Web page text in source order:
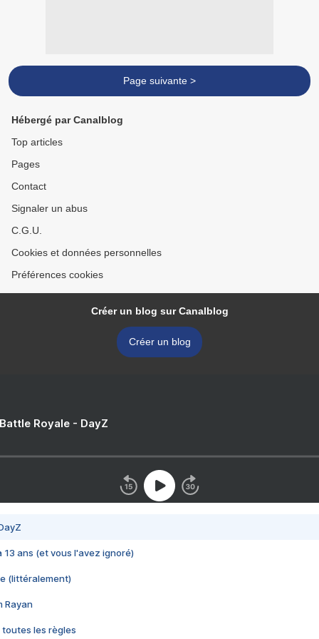
Page suivante >
Hébergé par Canalblog
Top articles
Pages
Contact
Signaler un abus
C.G.U.
Cookies et données personnelles
Préférences cookies
Créer un blog sur Canalblog
Créer un blog
Royale - DayZ
13 ans (et vous l'avez ignoré)
(littéralement)
Rayan
toutes les règles